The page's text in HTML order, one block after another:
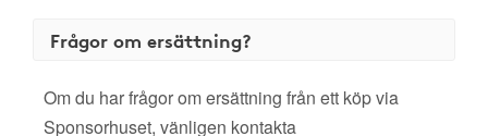
Frågor om ersättning?
Om du har frågor om ersättning från ett köp via
Sponsorhuset, vänligen kontakta